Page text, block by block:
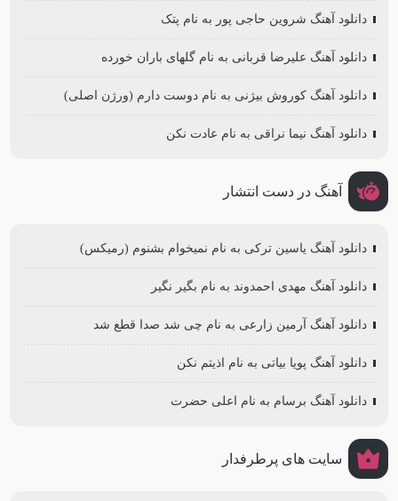
دانلود آهنگ شروین حاجی پور به نام پتک
دانلود آهنگ علیرضا قربانی به نام گلهای باران خورده
دانلود آهنگ کوروش بیژنی به نام دوست دارم (ورژن اصلی)
دانلود آهنگ نیما نراقی به نام عادت نکن
آهنگ در دست انتشار
دانلود آهنگ یاسین ترکی به نام نمیخوام بشنوم (رمیکس)
دانلود آهنگ مهدی احمدوند به نام بگیر نگیر
دانلود آهنگ آرمین زارعی به نام چی شد صدا قطع شد
دانلود آهنگ پویا بیاتی به نام اذیتم نکن
دانلود آهنگ برسام به نام اعلی حضرت
سایت های پرطرفدار